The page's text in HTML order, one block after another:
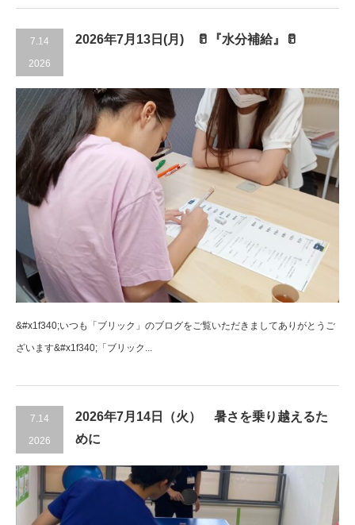
7.14
2026
2026年7月13日(月) 🥛『水分補給』🥛
&#x1f340;いつも「ブリック」のブログをご覧いただきましてありがとうご
ざいます&#x1f340;「ブリック...
7.14
2026
2026年7月14日（火） 暑さを乗り越えるた
めに